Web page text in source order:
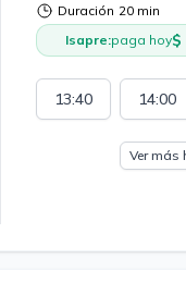
Duración 20 min
Isapre:paga hoy$
13:40 14:00
Ver más